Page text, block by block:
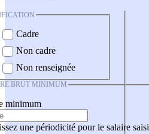
Cadre
Non cadre
Non renseignée
BRUT MINIMUM
minimum
une périodicité pour le salaire saisi